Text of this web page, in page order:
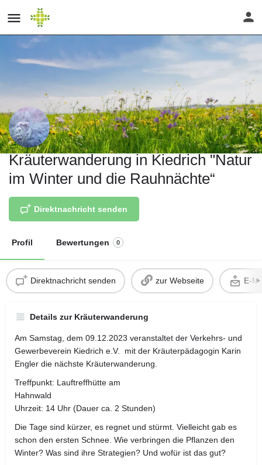
Kräuterwanderung in Kiedrich "Natur
im Winter und die Rauhnächte“
Direktnachricht senden
Profil Bewertungen 0
Direktnachricht senden zur Webseite E-
Details zur Kräuterwanderung
Am Samstag, dem 09.12.2023 veranstaltet der Verkehrs- und
Gewerbeverein Kiedrich e.V. mit der Kräuterpädagogin Karin
Engler die nächste Kräuterwanderung.
Treffpunkt: Lauftreffhütte am
Hahnwald
Uhrzeit: 14 Uhr (Dauer ca. 2 Stunden)
Die Tage sind kürzer, es regnet und stürmt. Vielleicht gab es
schon den ersten Schnee. Wie verbringen die Pflanzen den
Winter? Was sind ihre Strategien? Und wofür ist das gut?